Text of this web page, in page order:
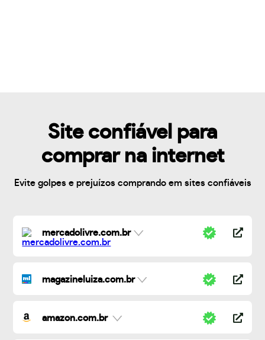
Site confiável para
comprar na internet
Evite golpes e prejuízos comprando em sites confiáveis
mercadolivre.com.br
magazineluiza.com.br
amazon.com.br